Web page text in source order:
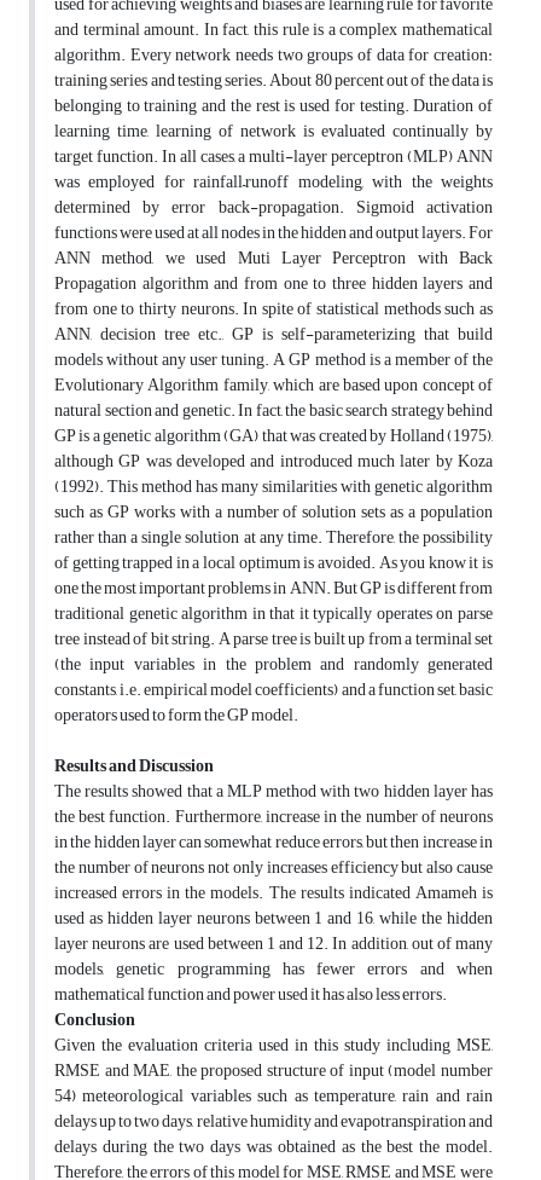
and terminal amount. In fact, this rule is a complex mathematical
algorithm. Every network needs two groups of data for creation:
training series and testing series. About 80 percent out of the data is
belonging to training and the rest is used for testing. Duration of
learning time, learning of network is evaluated continually by
target function. In all cases, a multi-layer perceptron (MLP) ANN
was employed for rainfall–runoff modeling, with the weights
determined by error back-propagation. Sigmoid activation
functions were used at all nodes in the hidden and output layers. For
ANN method, we used Muti Layer Perceptron with Back
Propagation algorithm and from one to three hidden layers and
from one to thirty neurons. In spite of statistical methods such as
ANN, decision tree etc., GP is self-parameterizing that build
models without any user tuning. A GP method is a member of the
Evolutionary Algorithm family, which are based upon concept of
natural section and genetic. In fact, the basic search strategy behind
GP is a genetic algorithm (GA) that was created by Holland (1975),
although GP was developed and introduced much later by Koza
(1992). This method has many similarities with genetic algorithm
such as GP works with a number of solution sets as a population
rather than a single solution at any time. Therefore, the possibility
of getting trapped in a local optimum is avoided. As you know it is
one the most important problems in ANN. But GP is different from
traditional genetic algorithm in that it typically operates on parse
tree instead of bit string. A parse tree is built up from a terminal set
(the input variables in the problem and randomly generated
constants, i.e. empirical model coefficients) and a function set, basic
operators used to form the GP model.
Results and Discussion
The results showed that a MLP method with two hidden layer has
the best function. Furthermore, increase in the number of neurons
in the hidden layer can somewhat reduce errors, but then increase in
the number of neurons not only increases efficiency but also cause
increased errors in the models. The results indicated Amameh is
used as hidden layer neurons between 1 and 16, while the hidden
layer neurons are used between 1 and 12. In addition, out of many
models, genetic programming has fewer errors and when
mathematical function and power used it has also less errors.
Conclusion
Given the evaluation criteria used in this study including MSE,
RMSE and MAE, the proposed structure of input (model number
54) meteorological variables such as temperature, rain and rain
delays up to two days, relative humidity and evapotranspiration and
delays during the two days was obtained as the best the model.
Therefore, the errors of this model for MSE, RMSE and MSE were